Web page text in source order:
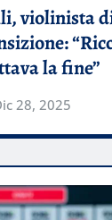
violinista
la fine”
28, 2025